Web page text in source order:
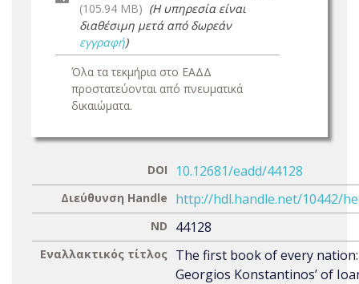
(105.94 MB) (Η υπηρεσία είναι
διαθέσιμη μετά από δωρεάν
εγγραφή)
Όλα τα τεκμήρια στο ΕΑΔΔ
προστατεύονται από πνευματικά
δικαιώματα.
DOI 10.12681/eadd/44128
Διεύθυνση Handle http://hdl.handle.net/10442/
ND 44128
Εναλλακτικός τίτλος The first book of every
Georgios Konstantinos’ of